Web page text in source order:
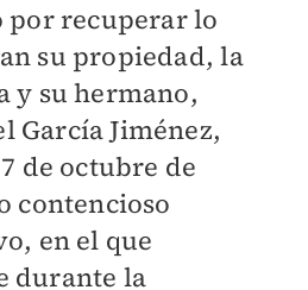
por recuperar lo
su propiedad, la
y su hermano,
García Jiménez,
de octubre de
contencioso
en el que
durante la